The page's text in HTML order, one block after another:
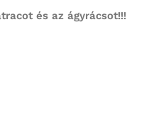
és az ágyrácsot!!!